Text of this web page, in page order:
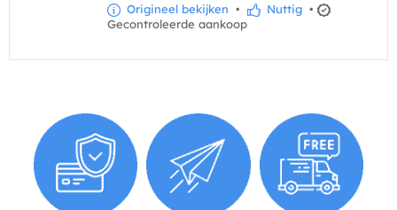
Origineel bekijken • Nuttig •
Gecontroleerde aankoop